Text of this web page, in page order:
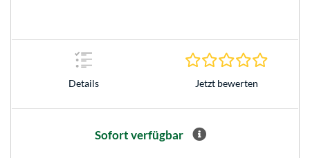
Details Jetzt bewerten
Sofort verfügbar